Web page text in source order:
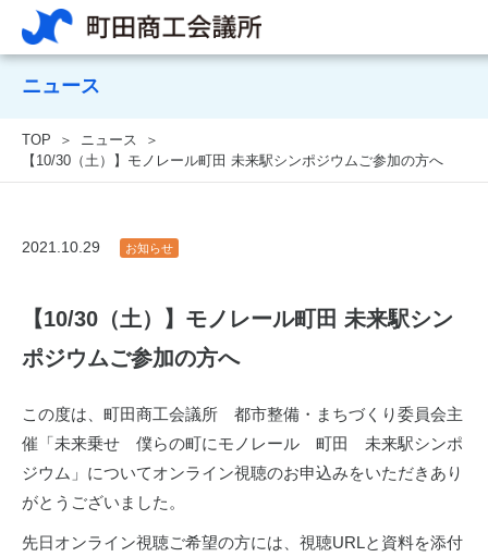
ニュース
TOP
ニュース
【10/30（土）】モノレール町田 未来駅シンポジウムご参加の方へ
2021.10.29 お知らせ
【10/30（土）】モノレール町田 未来駅シン
ポジウムご参加の方へ
この度は、町田商工会議所 都市整備・まちづくり委員会主
催「未来乗せ 僕らの町にモノレール 町田 未来駅シンポ
ジウム」についてオンライン視聴のお申込みをいただきあり
がとうございました。
先日オンライン視聴ご希望の方には、視聴URLと資料を添付